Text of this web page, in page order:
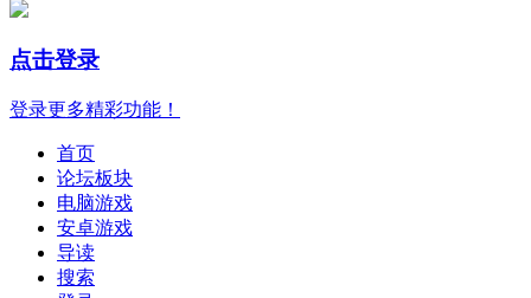
点击登录
登录更多精彩功能！
首页
论坛板块
电脑游戏
安卓游戏
导读
搜索